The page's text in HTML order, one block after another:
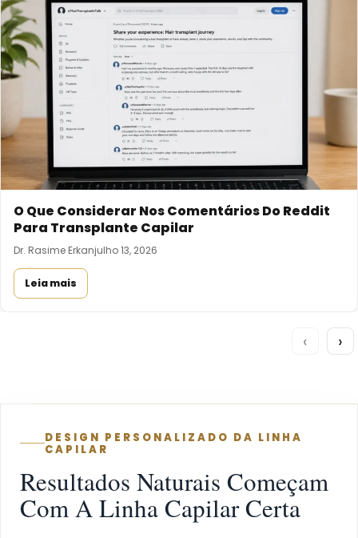
O Que Considerar Nos Comentários Do Reddit
Para Transplante Capilar
Dr. Rasime Erkanjulho 13, 2026
Leia mais
‹ ›
DESIGN PERSONALIZADO DA LINHA
CAPILAR
Resultados Naturais Começam
Com A Linha Capilar Certa